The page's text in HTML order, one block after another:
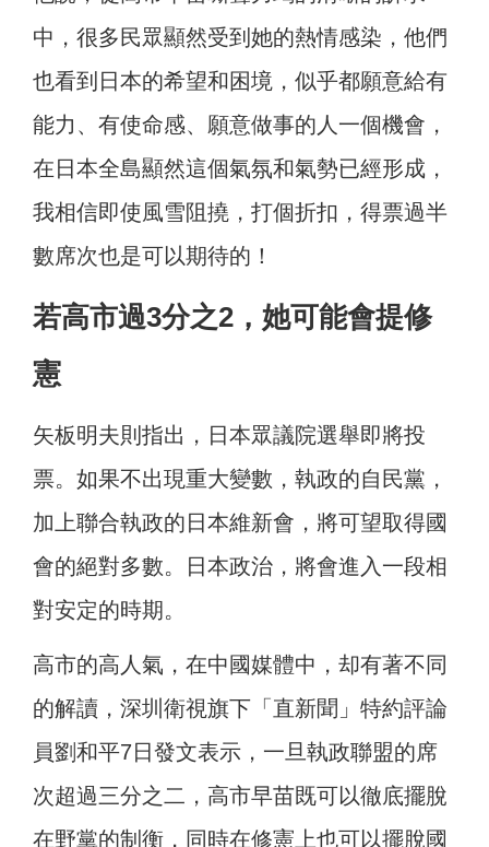
中，很多民眾顯然受到她的熱情感染，他們
也看到日本的希望和困境，似乎都願意給有
能力、有使命感、願意做事的人一個機會，
在日本全島顯然這個氣氛和氣勢已經形成，
我相信即使風雪阻撓，打個折扣，得票過半
數席次也是可以期待的！
若高市過3分之2，她可能會提修
憲
矢板明夫則指出，日本眾議院選舉即將投
票。如果不出現重大變數，執政的自民黨，
加上聯合執政的日本維新會，將可望取得國
會的絕對多數。日本政治，將會進入一段相
對安定的時期。
高市的高人氣，在中國媒體中，却有著不同
的解讀，深圳衛視旗下「直新聞」特約評論
員劉和平7日發文表示，一旦執政聯盟的席
次超過三分之二，高市早苗既可以徹底擺脫
在野黨的制衡，同時在修憲上也可以擺脫國